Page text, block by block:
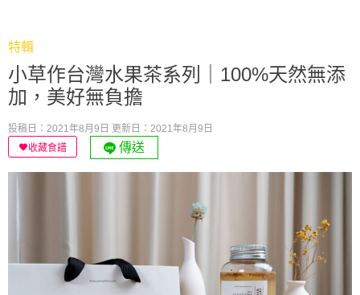
特輯
小草作台灣水果茶系列｜100%天然無添
加，美好無負擔
投稿日：2021年8月9日 更新日：2021年8月9日
收藏食譜
傳送